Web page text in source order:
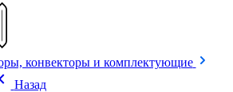
конвекторы и комплектующие
Назад